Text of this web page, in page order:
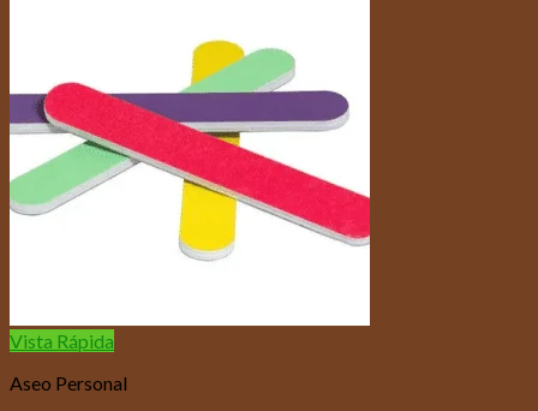
Vista Rápida
Aseo Personal